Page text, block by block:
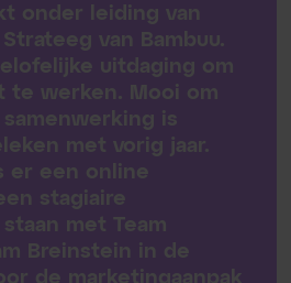
onder leiding van
van Bambuu.
uitdaging om
te werken. Mooi om
is
met vorig jaar.
er een online
stagiaire
met Team
Breinstein in de
de marketingaanpak